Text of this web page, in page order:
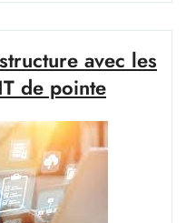
la
virtualisation
de
serveurs
une
solution
innovante
pour
votre
avec les
de pointe